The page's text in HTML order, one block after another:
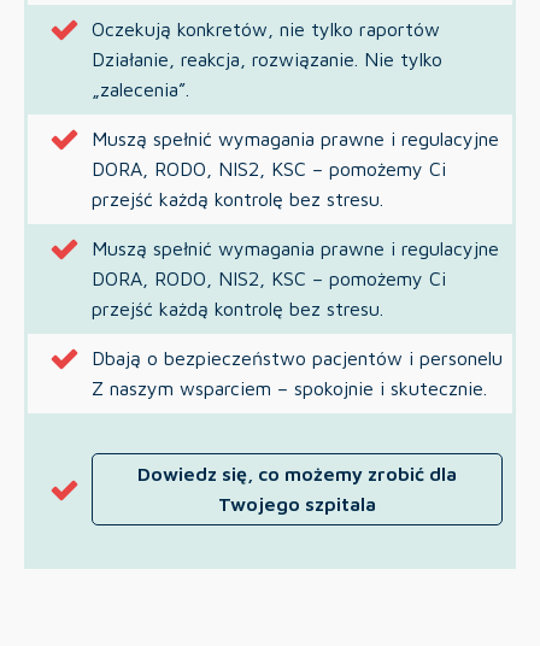
Oczekują konkretów, nie tylko raportów
Działanie, reakcja, rozwiązanie. Nie tylko
„zalecenia”.
Muszą spełnić wymagania prawne i regulacyjne
DORA, RODO, NIS2, KSC – pomożemy Ci
przejść każdą kontrolę bez stresu.
Muszą spełnić wymagania prawne i regulacyjne
DORA, RODO, NIS2, KSC – pomożemy Ci
przejść każdą kontrolę bez stresu.
Dbają o bezpieczeństwo pacjentów i personelu
Z naszym wsparciem – spokojnie i skutecznie.
Dowiedz się, co możemy zrobić dla
Twojego szpitala